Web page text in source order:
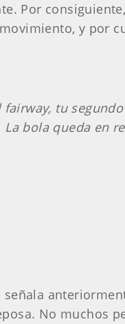
Por
y por
tu
bola queda en
señala
No muchos